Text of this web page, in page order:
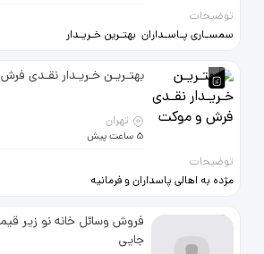
توضیحات
سمسـاری پـاسـداران بهتـرین خـریـدار
09394457771
بهتـریـن خـریـدار نقـدی
تهران
5 ساعت پیش
توضیحات
مژده به اهالی پاسداران و فرمانیه
فروش وسائل خانه نو زیر
جایی